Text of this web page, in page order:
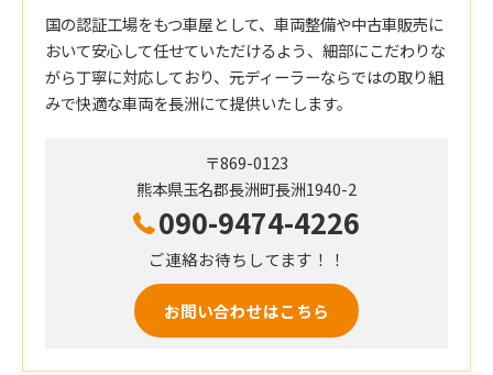
国の認証工場をもつ車屋として、車両整備や中古車販売に
おいて安心して任せていただけるよう、細部にこだわりな
がら丁寧に対応しており、元ディーラーならではの取り組
みで快適な車両を長洲にて提供いたします。
〒869-0123
熊本県玉名郡長洲町長洲1940-2
090-9474-4226
ご連絡お待ちしてます！！
お問い合わせはこちら